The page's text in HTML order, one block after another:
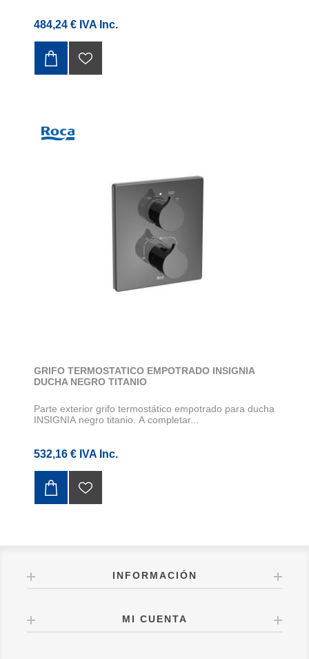
484,24 € IVA Inc.
GRIFO TERMOSTATICO EMPOTRADO INSIGNIA
DUCHA NEGRO TITANIO
Parte exterior grifo termostático empotrado para ducha
INSIGNIA negro titanio. A completar...
532,16 € IVA Inc.
INFORMACIÓN
MI CUENTA